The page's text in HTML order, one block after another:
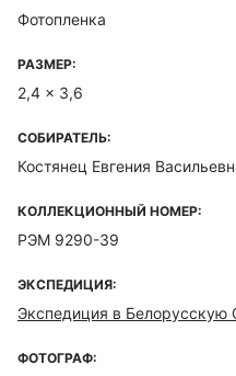
Фотопленка
РАЗМЕР:
2,4 x 3,6
СОБИРАТЕЛЬ:
Костянец Евгения
КОЛЛЕКЦИОННЫЙ НОМЕР:
РЭМ 9290-39
ЭКСПЕДИЦИЯ:
Экспедиция в Белорусскую
ФОТОГРАФ: